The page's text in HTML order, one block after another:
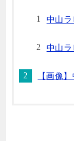
中山
中山
【画像